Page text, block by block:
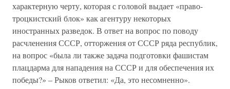
характерную черту, которая с головой выдает «право-
троцкистский блок» как агентуру некоторых
иностранных разведок. В ответ на вопрос по поводу
расчленения СССР, отторжения от СССР ряда республик,
на вопрос «была ли также задача подготовки фашистам
плацдарма для нападения на СССР и для обеспечения их
победы?» – Рыков ответил: «Да, это несомненно».